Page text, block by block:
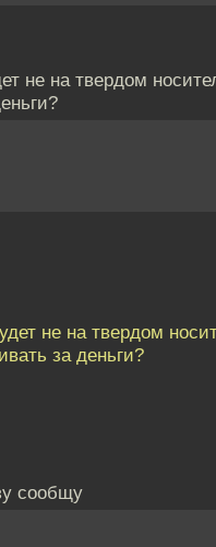
не на твердом
не на твердом
за деньги?
сообщу